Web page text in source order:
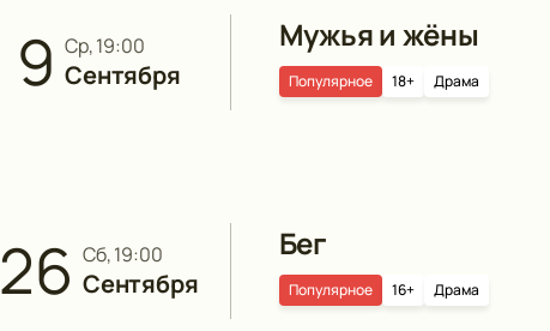
9 ср, 19:00
Сентября
Мужья и жёны
18+ Драма
Популярное
26 сб, 19:00
Сентября
Бег
16+ Драма
Популярное